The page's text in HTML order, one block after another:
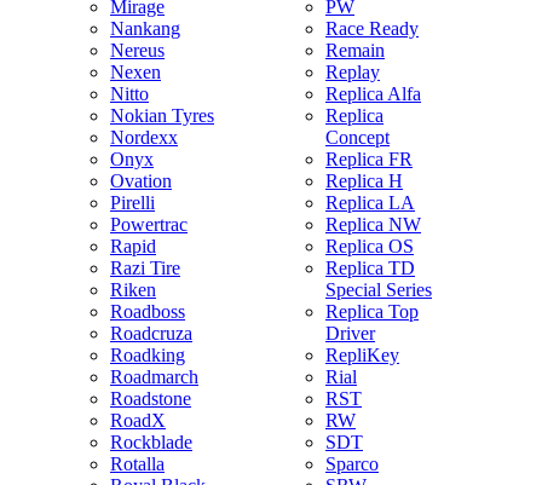
Mirage
Nankang
Nereus
Nexen
Nitto
Nokian Tyres
Nordexx
Onyx
Ovation
Pirelli
Powertrac
Rapid
Razi Tire
Riken
Roadboss
Roadcruza
Roadking
Roadmarch
Roadstone
RoadX
Rockblade
Rotalla
PW
Race Ready
Remain
Replay
Replica Alfa
Replica
Concept
Replica FR
Replica H
Replica LA
Replica NW
Replica OS
Replica TD
Special Series
Replica Top
Driver
RepliKey
Rial
RST
RW
SDT
Sparco